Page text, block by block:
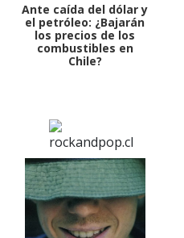
Ante caída del dólar y
el petróleo: ¿Bajarán
los precios de los
combustibles en
Chile?